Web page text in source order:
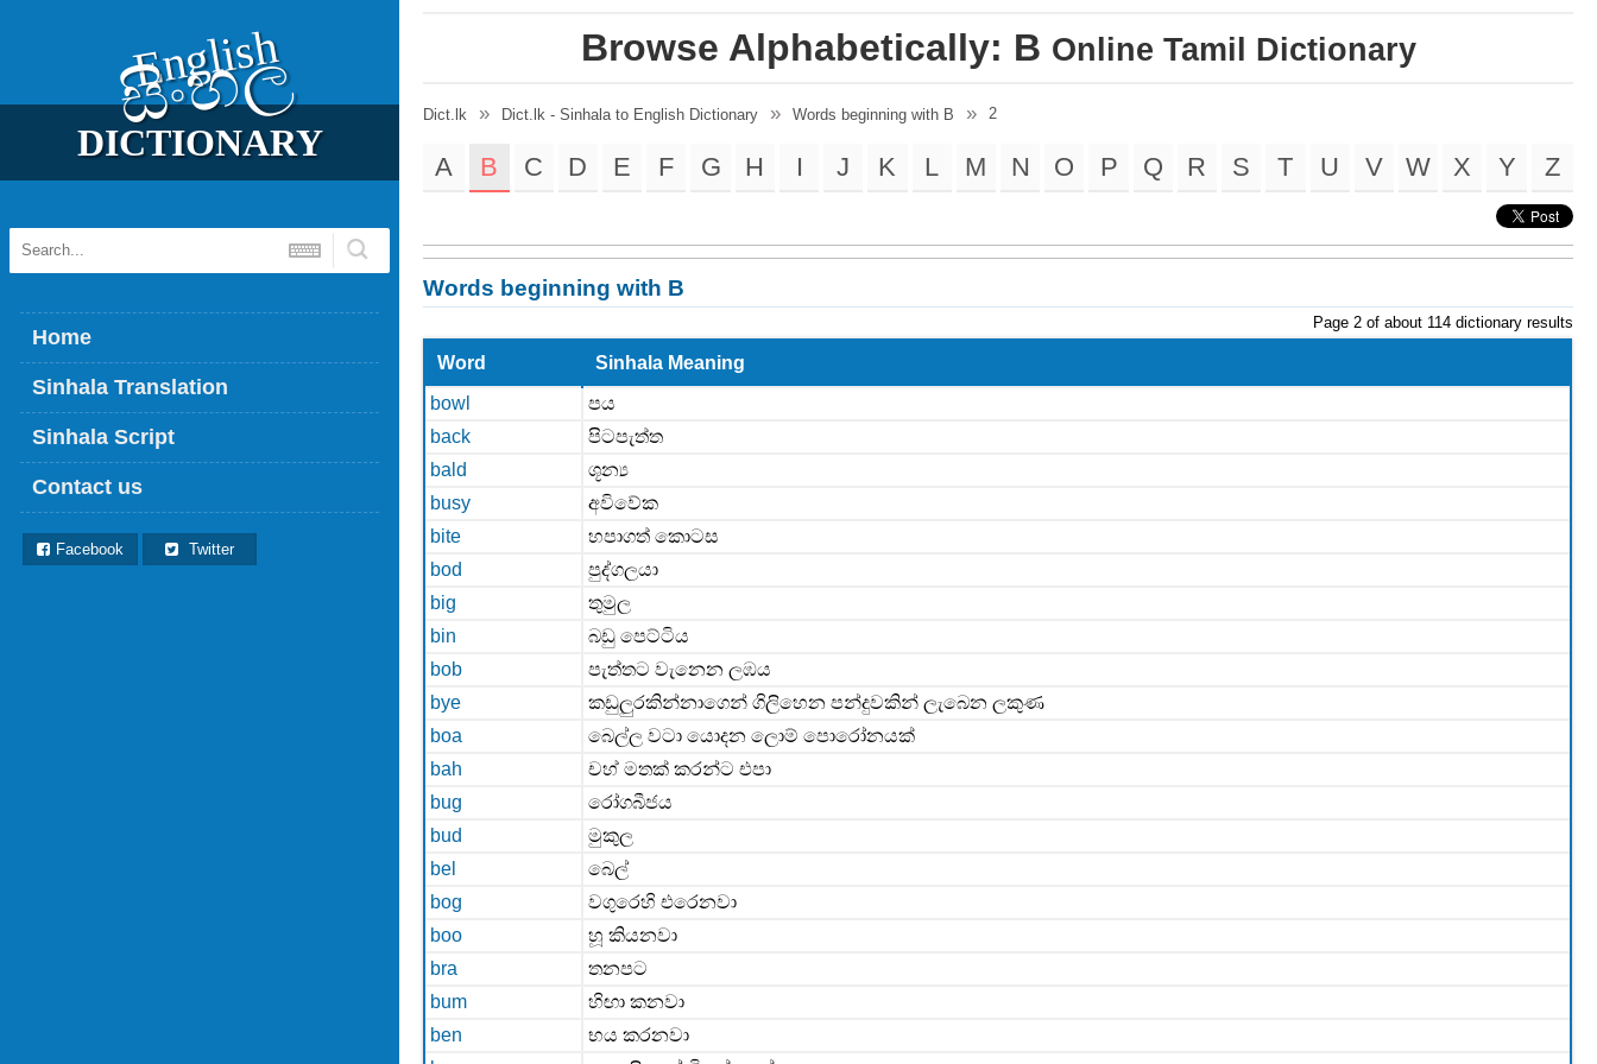
Browse Alphabetically: B Online Tamil Dictionary
Dict.lk Dict.lk - Sinhala to English Dictionary Words beginning with B 2
A B C D E F G H I J K L M N O P Q R S T U V W X Y Z
Words beginning with B
Page 2 of about 114 dictionary results
Word
Sinhala Meaning
bowl
පය
back
පිටපැත්ත
bald
ශූන්‍ය
busy
අවිවේක
bite
හපාගත් කොටස
bod
පුද්ගලයා
big
තුමුල
bin
බඩු පෙට්ටිය
bob
පැත්තට වැනෙන ලඹය
bye
කඩුලුරකින්නාගෙන් ගිලිහෙන පන්දුවකින් ලැබෙන ලකුණ
boa
බෙල්ල වටා යොදන ලොම් පොරෝනයක්
bah
චහ් මතක් කරන්ට එපා
bug
රෝගබීජය
bud
මුකුල
bel
බෙල්
bog
වගුරෙහි එරෙනවා
boo
හූ කියනවා
bra
තනපට
bum
හිඟා කනවා
ben
භය කරනවා
English
සිංහල
DICTIONARY
Home
Sinhala Translation
Sinhala Script
Contact us
Facebook Twitter